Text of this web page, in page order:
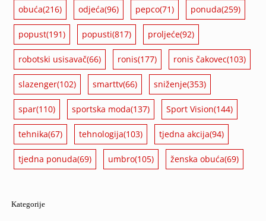
obuća(216) odjeća(96) pepco(71) ponuda(259)
popust(191) popusti(817) proljeće(92)
robotski usisavač(66) ronis(177) ronis čakovec(103)
slazenger(102) smarttv(66) sniženje(353)
spar(110) sportska moda(137) Sport Vision(144)
tehnika(67) tehnologija(103) tjedna akcija(94)
tjedna ponuda(69) umbro(105) ženska obuća(69)
Kategorije